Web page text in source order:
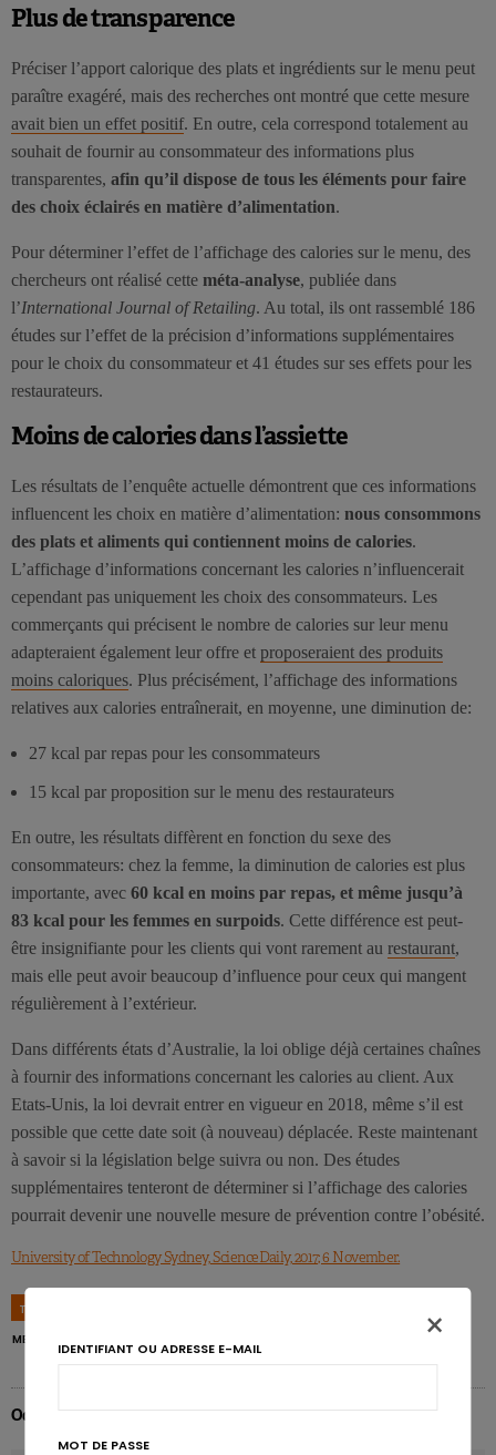
Plus de transparence
Préciser l’apport calorique des plats et ingrédients sur le menu peut
paraître exagéré, mais des recherches ont montré que cette mesure
avait bien un effet positif. En outre, cela correspond totalement au
souhait de fournir au consommateur des informations plus
transparentes, afin qu’il dispose de tous les éléments pour faire
des choix éclairés en matière d’alimentation.
Pour déterminer l’effet de l’affichage des calories sur le menu, des
chercheurs ont réalisé cette méta-analyse, publiée dans
l’International Journal of Retailing. Au total, ils ont rassemblé 186
études sur l’effet de la précision d’informations supplémentaires
pour le choix du consommateur et 41 études sur ses effets pour les
restaurateurs.
Moins de calories dans l’assiette
Les résultats de l’enquête actuelle démontrent que ces informations
influencent les choix en matière d’alimentation: nous consommons
des plats et aliments qui contiennent moins de calories.
L’affichage d’informations concernant les calories n’influencerait
cependant pas uniquement les choix des consommateurs. Les
commerçants qui précisent le nombre de calories sur leur menu
adapteraient également leur offre et proposeraient des produits
moins caloriques. Plus précisément, l’affichage des informations
relatives aux calories entraînerait, en moyenne, une diminution de:
27 kcal par repas pour les consommateurs
15 kcal par proposition sur le menu des restaurateurs
En outre, les résultats diffèrent en fonction du sexe des
consommateurs: chez la femme, la diminution de calories est plus
importante, avec 60 kcal en moins par repas, et même jusqu’à
83 kcal pour les femmes en surpoids. Cette différence est peut-
être insignifiante pour les clients qui vont rarement au restaurant,
mais elle peut avoir beaucoup d’influence pour ceux qui mangent
régulièrement à l’extérieur.
Dans différents états d’Australie, la loi oblige déjà certaines chaînes
à fournir des informations concernant les calories au client. Aux
Etats-Unis, la loi devrait entrer en vigueur en 2018, même s’il est
possible que cette date soit (à nouveau) déplacée. Reste maintenant
à savoir si la législation belge suivra ou non. Des études
supplémentaires tenteront de déterminer si l’affichage des calories
pourrait devenir une nouvelle mesure de prévention contre l’obésité.
University of Technology Sydney, ScienceDaily, 2017; 6 November.
TAGS
MENU
Odile Bernard
×
IDENTIFIANT OU ADRESSE E-MAIL
MOT DE PASSE